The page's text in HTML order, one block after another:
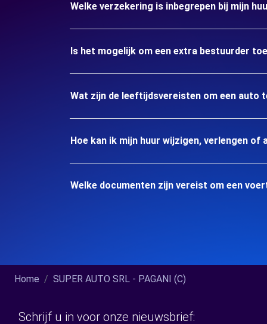
Welke verzekering is inbegrepen bij mijn
Is het mogelijk om een extra bestuurder
Wat zijn de leeftijdsvereisten om een auto
Hoe kan ik mijn huur wijzigen, verlengen of
Welke documenten zijn vereist om een
Home SUPER AUTO SRL - PAGANI (C)
Schrijf u in voor onze nieuwsbrief: